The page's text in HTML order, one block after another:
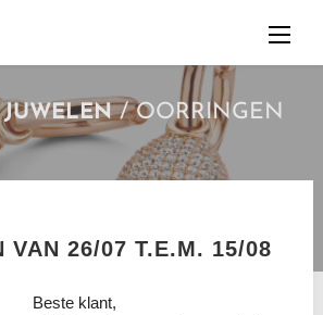
/OORRINGEN
VAN 26/07 T.E.M. 15/08
Beste klant,